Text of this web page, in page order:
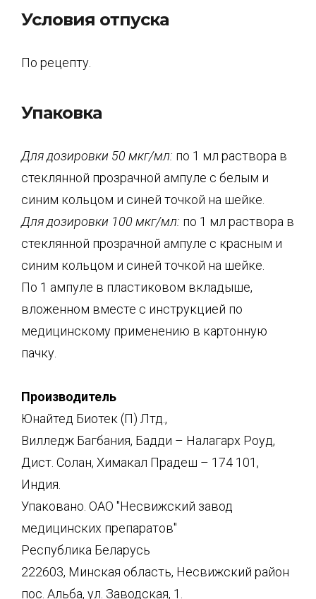
Условия отпуска
По рецепту.
Упаковка
Для дозировки 50 мкг/мл: по 1 мл раствора в
стеклянной прозрачной ампуле с белым и
синим кольцом и синей точкой на шейке.
Для дозировки 100 мкг/мл: по 1 мл раствора в
стеклянной прозрачной ампуле с красным и
синим кольцом и синей точкой на шейке.
По 1 ампуле в пластиковом вкладыше,
вложенном вместе с инструкцией по
медицинскому применению в картонную
пачку.
Производитель
Юнайтед Биотек (П) Лтд.,
Вилледж Багбания, Бадди – Налагарх Роуд,
Дист. Солан, Химакал Прадеш – 174 101,
Индия.
Упаковано. ОАО "Несвижский завод
медицинских препаратов"
Республика Беларусь
222603, Минская область, Несвижский район
пос. Альба, ул. Заводская, 1.